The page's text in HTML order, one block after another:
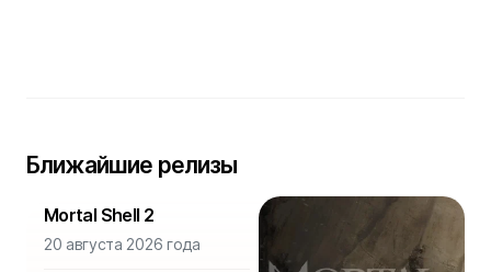
Ближайшие релизы
Mortal Shell 2
20 августа 2026 года